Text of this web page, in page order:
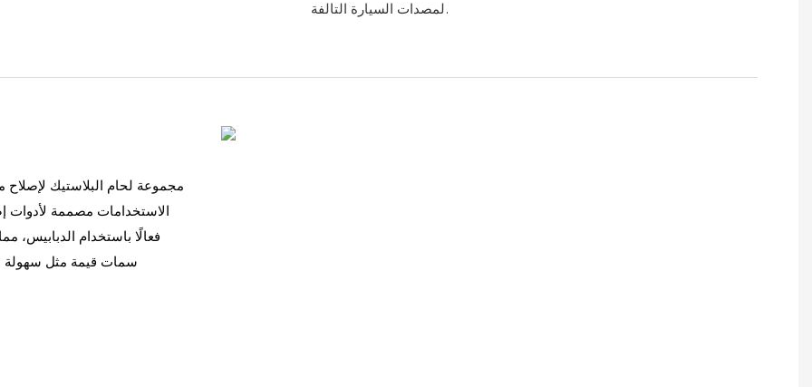
لمصدات السيارة التالفة.
مجموعة لحام البلاستيك
فعالًا باستخدام الدبابيس،
سمات قيمة مثل سهولة